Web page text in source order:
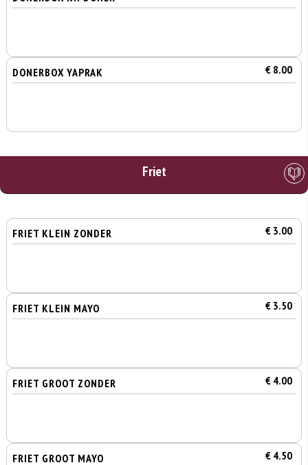
DONERBOX YAPRAK € 8.00
Friet
FRIET KLEIN ZONDER € 3.00
FRIET KLEIN MAYO € 3.50
FRIET GROOT ZONDER € 4.00
FRIET GROOT MAYO € 4.50